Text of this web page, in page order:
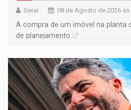
Geral 08 de Agosto de 2026 às
A compra de um imóvel na planta
de planejamento